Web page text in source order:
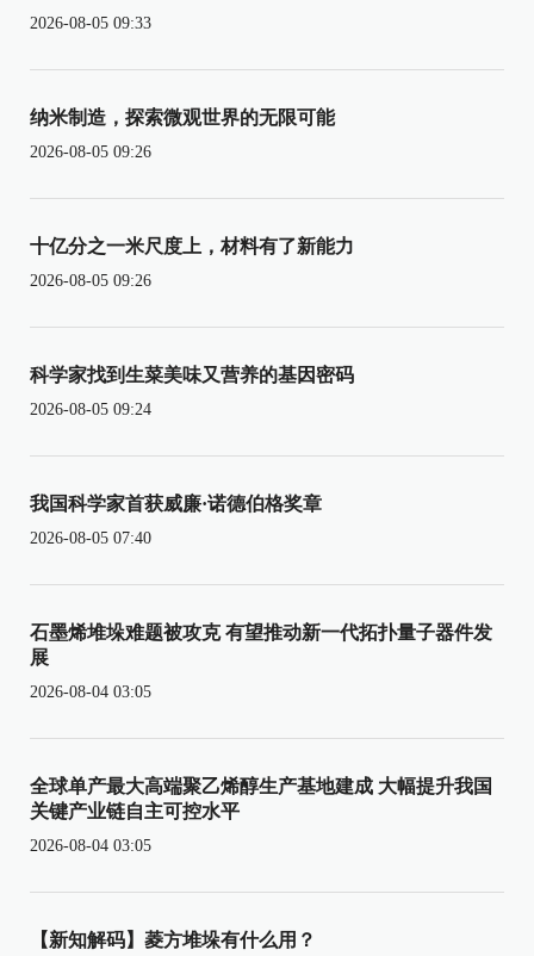
2026-08-05 09:33
纳米制造，探索微观世界的无限可能
2026-08-05 09:26
十亿分之一米尺度上，材料有了新能力
2026-08-05 09:26
科学家找到生菜美味又营养的基因密码
2026-08-05 09:24
我国科学家首获威廉·诺德伯格奖章
2026-08-05 07:40
石墨烯堆垛难题被攻克 有望推动新一代拓扑量子器件发
展
2026-08-04 03:05
全球单产最大高端聚乙烯醇生产基地建成 大幅提升我国
关键产业链自主可控水平
2026-08-04 03:05
【新知解码】菱方堆垛有什么用？